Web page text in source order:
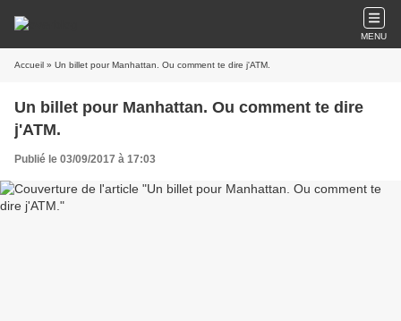
MENU
Accueil » Un billet pour Manhattan. Ou comment te dire j'ATM.
Un billet pour Manhattan. Ou comment te dire
j'ATM.
Publié le 03/09/2017 à 17:03